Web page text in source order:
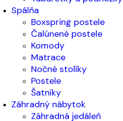
Spálňa
Boxspring postele
Čalúnené postele
Komody
Matrace
Nočné stolíky
Postele
Šatníky
Záhradný nábytok
Záhradná jedáleň